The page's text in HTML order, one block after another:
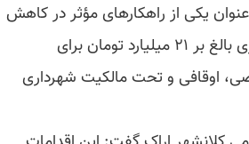
یکی از راهکارهای مؤثر در کاهش
تنش آبی مطرح شد، بر اساس گزارش ارائه‌شده، در سال ۱۴۰۴ اعتباری بالغ بر ۲۱ میلیارد تومان برای
اوقافی و تحت مالکیت شهرداری